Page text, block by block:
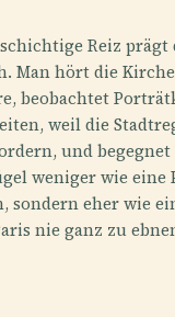
Reiz prägt
Man hört die
beobachtet
weil die
und
weniger wie eine
sondern eher wie
nie ganz zu